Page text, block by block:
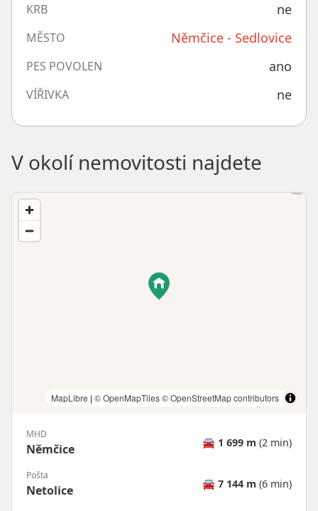
KRB ne
MĚSTO Němčice - Sedlovice
PES POVOLEN ano
VÍŘIVKA ne
V okolí nemovitosti najdete
MapLibre | © OpenMapTiles© OpenStreetMap contributors
MHD
Němčice 🚘 1 699 m (2 min)
Pošta
Netolice 🚘 7 144 m (6 min)